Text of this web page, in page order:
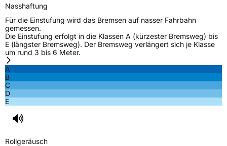
Nasshaftung
Für die Einstufung wird das Bremsen auf nasser Fahrbahn
gemessen.
Die Einstufung erfolgt in die Klassen A (kürzester Bremsweg) bis
E (längster Bremsweg). Der Bremsweg verlängert sich je Klasse
um rund 3 bis 6 Meter.
A
B
C
D
E
Rollgeräusch